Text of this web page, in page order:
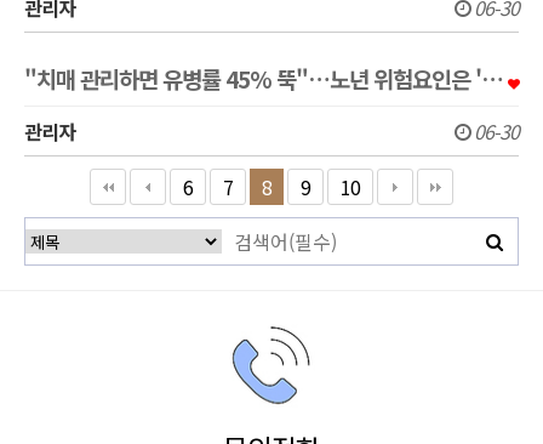
관리자 06-30
"치매 관리하면 유병률 45% 뚝"…노년 위험요인은 '…
관리자
06-30
6
7 8 9 10